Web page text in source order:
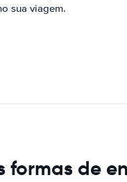
sua viagem.
formas de